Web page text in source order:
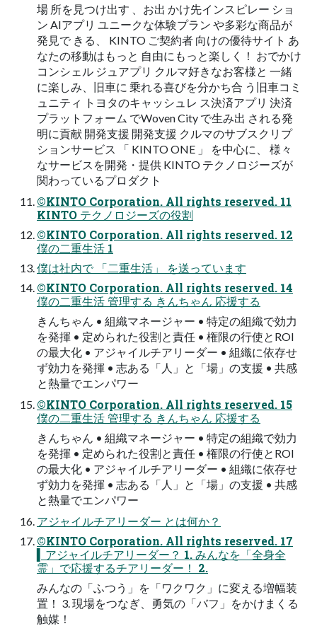
場 所を見つけ出す 、お出 かけ先インスピレー ショ
ン AIアプリ ユニークな体験プラン や多彩な商品が
発見で きる、 KINTO ご契約者 向けの優待サイト あ
なたの移動はもっと 自由にもっと楽しく！ おでかけ
コンシェル ジュアプリ クルマ好きなお客様と 一緒
に楽しみ、旧車に 乗れる喜びを分かち合 う旧車コミ
ュニティ トヨタのキャッシュレ ス決済アプリ 決済
プラットフォーム でWoven City で生み出 される発
明に貢献 開発支援 開発支援 クルマのサブスクリプ
ションサービス 「 KINTO ONE 」 を中心に、 様々
なサービスを開発・提供 KINTO テクノロジーズが
関わっているプロダクト
©KINTO Corporation. All rights reserved. 11
KINTO テクノロジーズの役割
©KINTO Corporation. All rights reserved. 12
僕の二重生活 1
僕は社内で 「二重生活」 を送っています
©KINTO Corporation. All rights reserved. 14
僕の二重生活 管理する きんちゃん 応援する
きんちゃん • 組織マネージャー • 特定の組織で効力
を発揮 • 定められた役割と責任 • 権限の行使とROI
の最大化 • アジャイルチアリーダー • 組織に依存せ
ず効力を発揮 • 志ある「人」と「場」の支援 • 共感
と熱量でエンパワー
©KINTO Corporation. All rights reserved. 15
僕の二重生活 管理する きんちゃん 応援する
きんちゃん • 組織マネージャー • 特定の組織で効力
を発揮 • 定められた役割と責任 • 権限の行使とROI
の最大化 • アジャイルチアリーダー • 組織に依存せ
ず効力を発揮 • 志ある「人」と「場」の支援 • 共感
と熱量でエンパワー
アジャイルチアリーダー とは何か？
©KINTO Corporation. All rights reserved. 17
▍アジャイルチアリーダー？ 1. みんなを「全身全
霊」で応援するチアリーダー！ 2.
みんなの「ふつう」を「ワクワク」に変える増幅装
置！ 3. 現場をつなぎ、勇気の「バフ」をかけまくる
触媒！